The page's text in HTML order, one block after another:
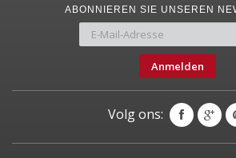
ABONNIEREN SIE UNSEREN
Anmelden
Volg ons: